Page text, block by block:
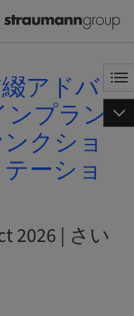
綴アドバ
ンプラン
クショ
ーショ
2026 | さい